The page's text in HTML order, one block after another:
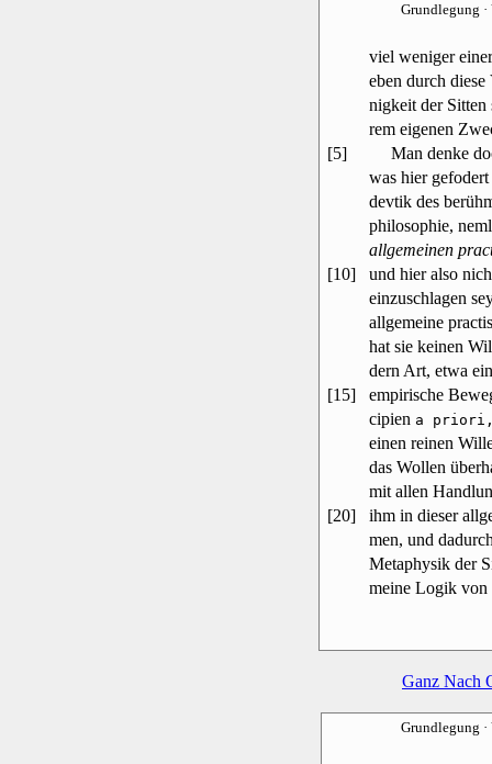
Grundlegung
viel weniger
eben durch
nigkeit der
rem eigenen
[5]
Man denke
was hier
devtik des
philosophie,
allgemeinen
[10]
und hier also
einzuschlagen
allgemeine
hat sie keinen
dern Art, etwa
[15]
empirische
cipien a
einen reinen
das Wollen
mit allen
[20]
ihm in dieser
men, und
Metaphysik der
meine Logik von
Ganz Nach
Grundlegung